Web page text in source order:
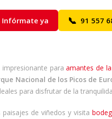
Infórmate ya 📞 91 557
impresionante paraamantes de
Nacional de los Picos de
para disfrutar de la
de viñedos y visita